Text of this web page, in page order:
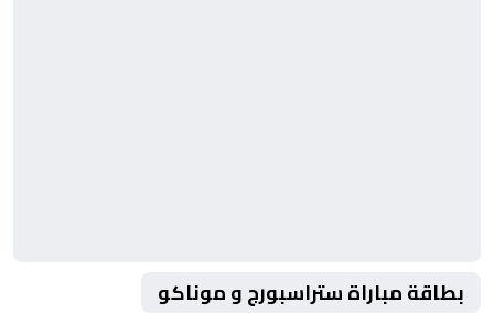
بطاقة مباراة ستراسبورج و موناكو